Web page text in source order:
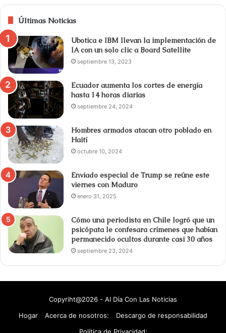
Últimas Noticias
Ubotica e IBM llevan la implementación de
IA con un solo clic a Board Satellite
septiembre 13, 2023
Ecuador aumenta los cortes de energía
hasta 14 horas diarias
septiembre 24, 2024
Hombres armados atacan otro poblado en
Haití
octubre 10, 2024
Enviado especial de Trump se reúne este
viernes con Maduro
enero 31, 2025
Cómo una periodista en Chile logró que un
psicópata le confesara crímenes que habían
permanecido ocultos durante casi 30 años
septiembre 23, 2024
Copyriht@2026 - Al Día Con Las Noticias
Hogar
Acerca de nosotros:
Descargo de responsabilidad